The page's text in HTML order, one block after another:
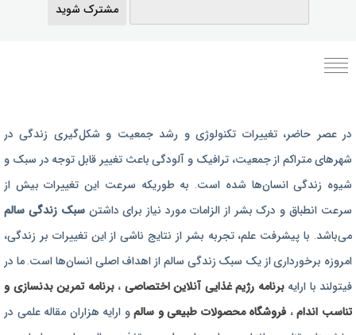
مشترک شوید
رژیم غذایی بارداری
برنامه رژیم درمانی
برنامه تمرین بدنسازی
برنامه تمرینی
محصولات طبیعی و سالم
در عصر حاضر،‌ تغییرات تکنولوژی و رشد جمعیت و شکل‌گیری زندگی‌ در
شهرهای متراکم از جمعیت، ترافیک و آلودگی باعث تغییر قابل توجه در سبک و
شیوه زندگی انسان‌ها شده است. به طوریکه سرعت این تغییرات بیش از
سرعت انطباق و درک بشر از الزامات مورد نیاز برای داشتنسبک زندگی سالم
می‌باشد. با پیشرفت علم، تجربه بشر از نتایج ناشی از این تغییرات بر زندگی،
امروزه برخورداری از یک سبک زندگی سالم از اهداف اصلی انسان‌ها است. ما در
فیتولند با ارایهبرنامه رژیم غذایی آنلاین اختصاصی ،برنامه تمرین بدنسازی و
تناسب اندام، فروشگاه محصولات طبیعی و سالمو ارایه هزاران مقاله علمی در